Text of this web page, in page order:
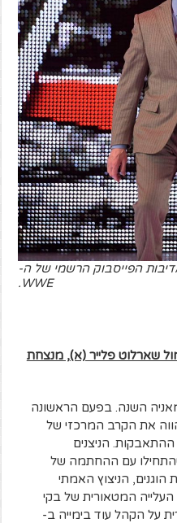
הפייסבוק הרשמי של ה-
WWE.
מול שארלוט פלייר (א), מנצחת
השנה. בפעם הראשונה
את הקרב המרכזי של
הניצנים
עם ההחתמה של
הוגנים, הניצוץ האמתי
המטאורית של בקי
על הקהל עוד בימייה ב-